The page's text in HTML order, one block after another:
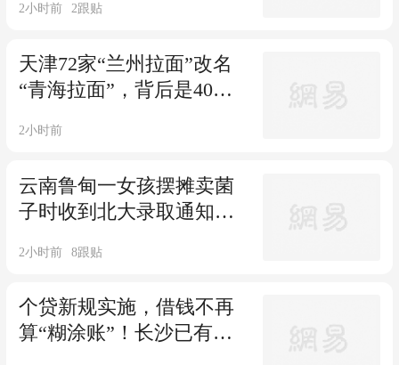
被索要150元“车上住宿
次见，确实不合理
2小时前 2跟贴
天津72家“兰州拉面”改名
“青海拉面”，背后是40年
州牛肉面名气打出这一招
无效状态
2小时前
云南鲁甸一女孩摆摊卖菌
子时收到北大录取通知
40年来第一位考上北大的
2小时前 8跟贴
个贷新规实施，借钱不再
算“糊涂账”！长沙已有银